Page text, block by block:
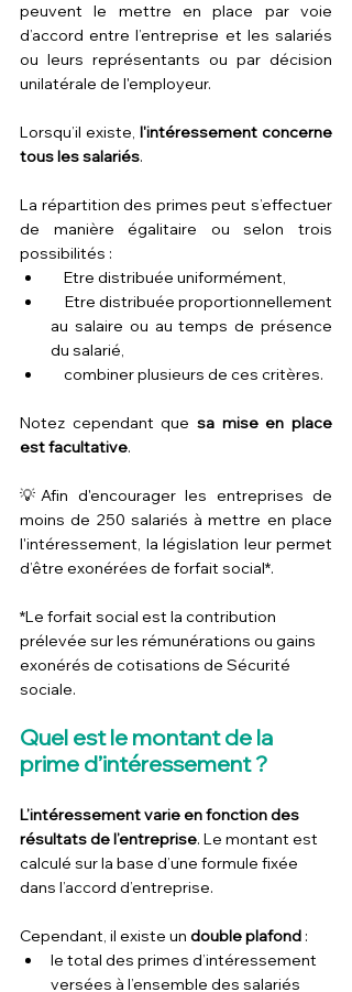
peuvent le mettre en place par voie
d’accord entre l’entreprise et les salariés
ou leurs représentants ou par décision
unilatérale de l'employeur.
Lorsqu’il existe, l'intéressement concerne
tous les salariés.
La répartition des primes peut s’effectuer
de manière égalitaire ou selon trois
possibilités :
Etre distribuée uniformément,
Etre distribuée proportionnellement
au salaire ou au temps de présence
du salarié,
combiner plusieurs de ces critères.
Notez cependant que sa mise en place
est facultative.
💡Afin d'encourager les entreprises de
moins de 250 salariés à mettre en place
l'intéressement, la législation leur permet
d’être exonérées de forfait social*.
*Le forfait social est la contribution
prélevée sur les rémunérations ou gains
exonérés de cotisations de Sécurité
sociale.
Quel est le montant de la
prime d’intéressement ?
L’intéressement varie en fonction des
résultats de l’entreprise. Le montant est
calculé sur la base d’une formule fixée
dans l’accord d’entreprise.
Cependant, il existe un double plafond :
le total des primes d’intéressement
versées à l’ensemble des salariés